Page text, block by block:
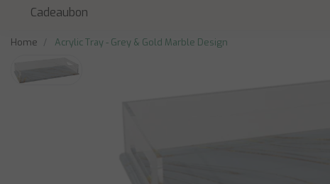
Cadeaubon
Home Acrylic Tray - Grey & Gold Marble Design